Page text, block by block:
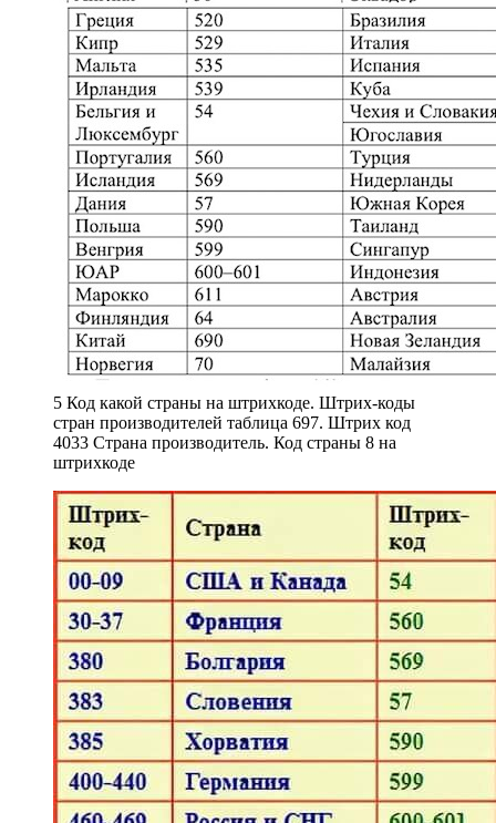
5 Код какой страны на штрихкоде. Штрих-коды
стран производителей таблица 697. Штрих код
4033 Страна производитель. Код страны 8 на
штрихкоде